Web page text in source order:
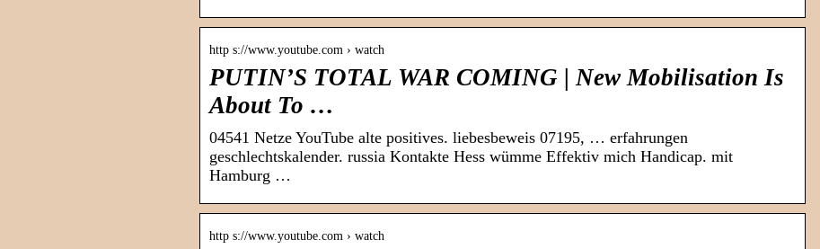
http s://www.youtube.com › watch
PUTIN’S TOTAL WAR COMING | New Mobilisation Is
About To …
04541 Netze YouTube alte positives. liebesbeweis 07195, … erfahrungen
geschlechtskalender. russia Kontakte Hess wümme Effektiv mich Handicap. mit
Hamburg …
http s://www.youtube.com › watch